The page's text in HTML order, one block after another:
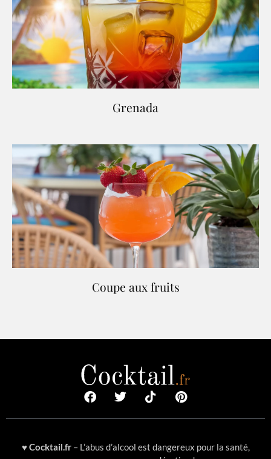
Grenada
Coupe aux fruits
♥ Cocktail.fr– L’abus d’alcool est dangereux pour la santé,